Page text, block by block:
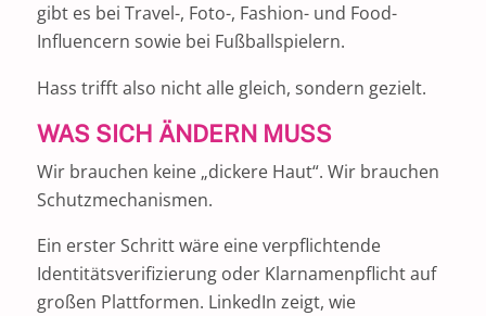
gibt es bei Travel-, Foto-, Fashion- und Food-
Influencern sowie bei Fußballspielern.
Hass trifft also nicht alle gleich, sondern gezielt.
WAS SICH ÄNDERN MUSS
Wir brauchen keine „dickere Haut“. Wir brauchen
Schutzmechanismen.
Ein erster Schritt wäre eine verpflichtende
Identitätsverifizierung oder Klarnamenpflicht auf
großen Plattformen. LinkedIn zeigt, wie